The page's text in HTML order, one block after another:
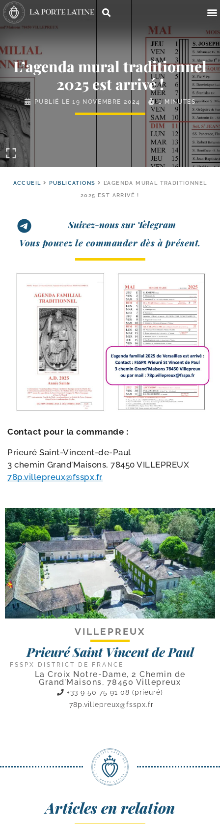
L’agenda mural traditionnel
2025 est arrivé !
PUBLIÉ LE19 NOVEMBRE 2024 1 MINUTES
ACCUEIL PUBLICATIONS
L’AGENDA MURAL TRADITIONNEL
2025 EST ARRIVÉ !
Suivez-nous sur Telegram
Vous pou­vez le com­man­der dès à présent.
Contact pour la commande :
Prieuré Saint-​Vincent-​de-​Paul
3 che­min Grand’Maisons, 78450 VILLEPREUX
78p.​villepreux@​fsspx.​fr
VILLEPREUX
Prieuré Saint Vincent de Paul
FSSPX DISTRICT DE FRANCE
La Croix Notre-Dame, 2 Chemin de
Grand’Maisons, 78450 Villepreux
+33 9 50 75 91 08 (prieuré)
78p.villepreux@fsspx.fr
Articles en relation